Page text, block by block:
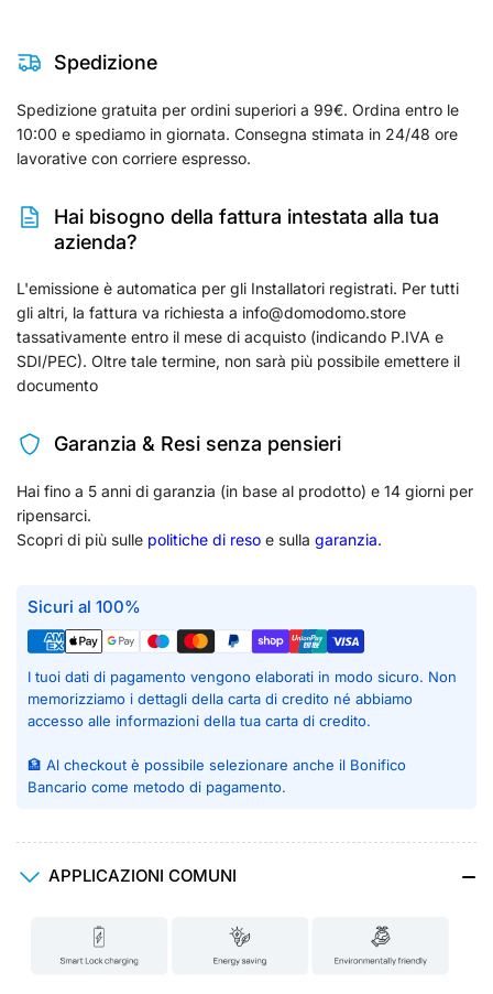
Spedizione
Spedizione gratuita per ordini superiori a 99€. Ordina entro le
10:00 e spediamo in giornata. Consegna stimata in 24/48 ore
lavorative con corriere espresso.
Hai bisogno della fattura intestata alla tua
azienda?
L'emissione è automatica per gli Installatori registrati. Per tutti
gli altri, la fattura va richiesta a info@domodomo.store
tassativamente entro il mese di acquisto (indicando P.IVA e
SDI/PEC). Oltre tale termine, non sarà più possibile emettere il
documento
Garanzia & Resi senza pensieri
Hai fino a 5 anni di garanzia (in base al prodotto) e 14 giorni per
ripensarci.
Scopri di più sulle politiche di reso e sulla garanzia.
Sicuri al 100%
I tuoi dati di pagamento vengono elaborati in modo sicuro. Non
memorizziamo i dettagli della carta di credito né abbiamo
accesso alle informazioni della tua carta di credito.
🏦 Al checkout è possibile selezionare anche il Bonifico
Bancario come metodo di pagamento.
APPLICAZIONI COMUNI